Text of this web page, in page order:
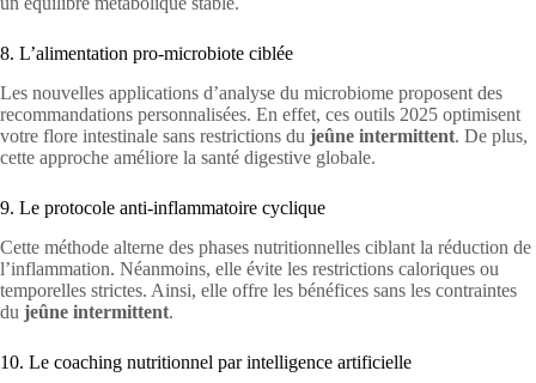
8. L’alimentation pro-microbiote ciblée
Les nouvelles applications d’analyse du microbiome proposent des
recommandations personnalisées. En effet, ces outils 2025 optimisent
votre flore intestinale sans restrictions du jeûne intermittent. De plus,
cette approche améliore la santé digestive globale.
9. Le protocole anti-inflammatoire cyclique
Cette méthode alterne des phases nutritionnelles ciblant la réduction de
l’inflammation. Néanmoins, elle évite les restrictions caloriques ou
temporelles strictes. Ainsi, elle offre les bénéfices sans les contraintes
du jeûne intermittent.
10. Le coaching nutritionnel par intelligence artificielle